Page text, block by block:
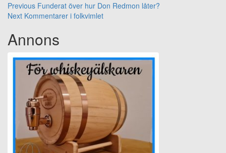
Previous Funderat över hur Don Redmon låter?
Next Kommentarer i folkvimlet
Annons